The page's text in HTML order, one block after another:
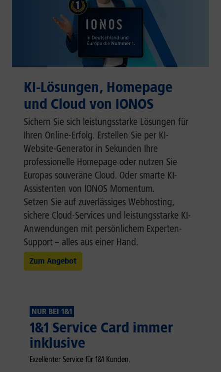
KI-Lösungen, Homepage
und Cloud von IONOS
Sichern Sie sich leistungsstarke Lösungen für
Ihren Online-Erfolg. Erstellen Sie per KI-
Website-Generator in Sekunden Ihre
professionelle Homepage oder nutzen Sie
Europas souveräne Cloud. Oder smarte KI-
Assistenten von IONOS Momentum.
Setzen Sie auf zuverlässiges Webhosting,
sichere Cloud-Services und leistungsstarke KI-
Anwendungen mit persönlichem Experten-
Support – alles aus einer Hand.
Zum Angebot
NUR BEI 1&1
1&1 Service Card immer
inklusive
Exzellenter Service für 1&1 Kunden.